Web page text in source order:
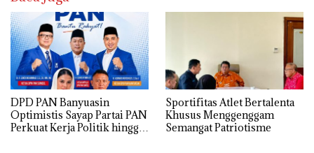
DPD PAN Banyuasin
Optimistis Sayap Partai PAN
Perkuat Kerja Politik hingga
Sportifitas Atlet Bertalenta
Khusus Menggenggam
Semangat Patriotisme